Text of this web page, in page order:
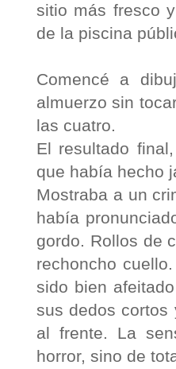
sitio más fresco
de la piscina
Comencé a
almuerzo sin
las cuatro.
El resultado
que había hecho
Mostraba a un
había
gordo. Rollos de
rechoncho
sido bien
sus dedos cortos
al frente. La
horror, sino de